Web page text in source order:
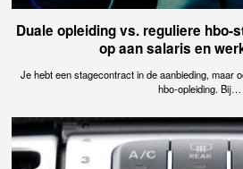
Duale opleiding vs. reguliere hbo-
op aan salaris en
Je hebt een stagecontract in de aanbieding, maar
hbo-opleiding. Bij…